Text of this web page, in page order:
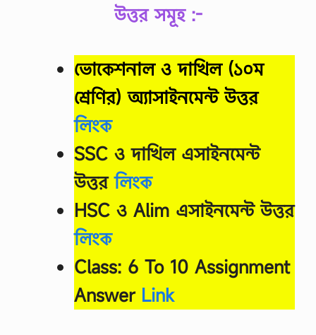
উত্তর সমূহ :-
ভোকেশনাল ও দাখিল (১০ম
শ্রেণির) অ্যাসাইনমেন্ট উত্তর
লিংক
SSC ও দাখিল এসাইনমেন্ট
উত্তরলিংক
HSC ও Alim এসাইনমেন্ট উত্তর
লিংক
Class: 6 To 10 Assignment
Answer Link